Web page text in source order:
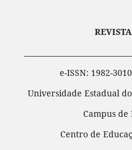
e-ISSN: 1982-
Universidade Estadual
Campus de
Centro de